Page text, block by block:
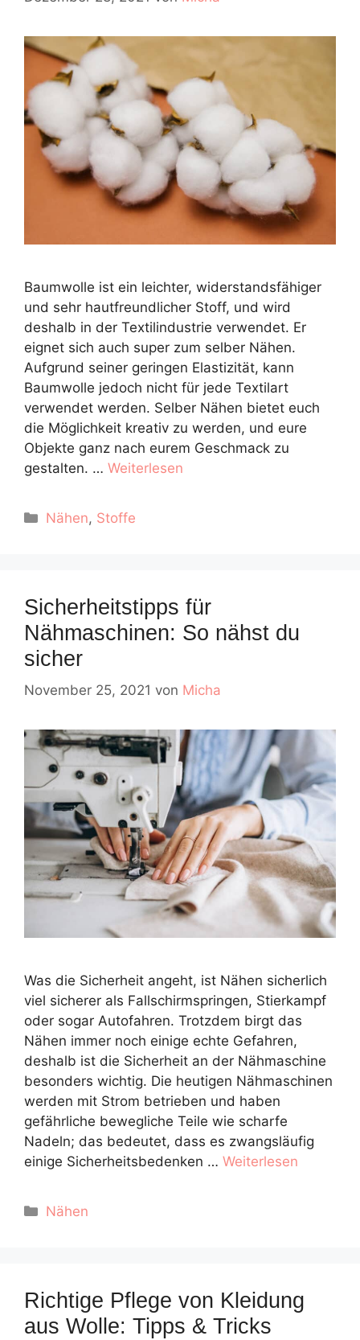
Baumwolle ist ein leichter, widerstandsfähiger
und sehr hautfreundlicher Stoff, und wird
deshalb in der Textilindustrie verwendet. Er
eignet sich auch super zum selber Nähen.
Aufgrund seiner geringen Elastizität, kann
Baumwolle jedoch nicht für jede Textilart
verwendet werden. Selber Nähen bietet euch
die Möglichkeit kreativ zu werden, und eure
Objekte ganz nach eurem Geschmack zu
gestalten. … Weiterlesen
Kategorien
Nähen, Stoffe
Sicherheitstipps für
Nähmaschinen: So nähst du
sicher
November 25, 2021 von Micha
Was die Sicherheit angeht, ist Nähen sicherlich
viel sicherer als Fallschirmspringen, Stierkampf
oder sogar Autofahren. Trotzdem birgt das
Nähen immer noch einige echte Gefahren,
deshalb ist die Sicherheit an der Nähmaschine
besonders wichtig. Die heutigen Nähmaschinen
werden mit Strom betrieben und haben
gefährliche bewegliche Teile wie scharfe
Nadeln; das bedeutet, dass es zwangsläufig
einige Sicherheitsbedenken … Weiterlesen
Kategorien
Nähen
Richtige Pflege von Kleidung
aus Wolle: Tipps & Tricks